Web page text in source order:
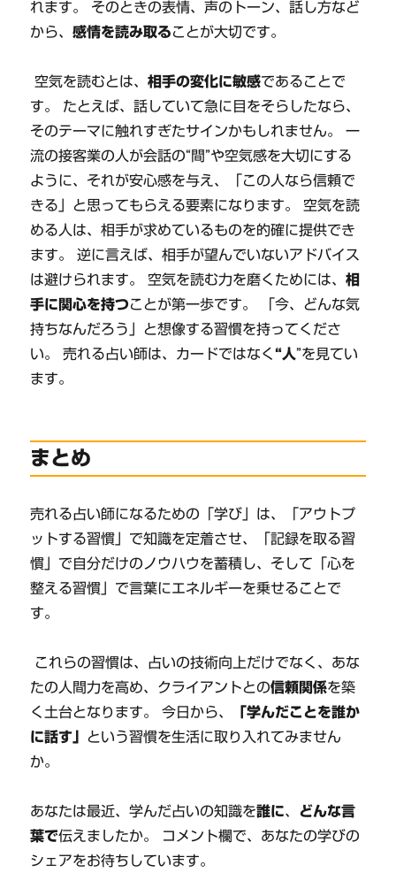
れます。 そのときの表情、声のトーン、話し方など
から、感情を読み取ることが大切です。
空気を読むとは、相手の変化に敏感であることで
す。 たとえば、話していて急に目をそらしたなら、
そのテーマに触れすぎたサインかもしれません。 一
流の接客業の人が会話の“間”や空気感を大切にする
ように、それが安心感を与え、「この人なら信頼で
きる」と思ってもらえる要素になります。 空気を読
める人は、相手が求めているものを的確に提供でき
ます。 逆に言えば、相手が望んでいないアドバイス
は避けられます。 空気を読む力を磨くためには、相
手に関心を持つことが第一歩です。 「今、どんな気
持ちなんだろう」と想像する習慣を持ってくださ
い。 売れる占い師は、カードではなく“人”を見てい
ます。
まとめ
売れる占い師になるための「学び」は、「アウトプ
ットする習慣」で知識を定着させ、「記録を取る習
慣」で自分だけのノウハウを蓄積し、そして「心を
整える習慣」で言葉にエネルギーを乗せることで
す。
これらの習慣は、占いの技術向上だけでなく、あな
たの人間力を高め、クライアントとの信頼関係を築
く土台となります。 今日から、
「学んだことを誰か
に話す」 という習慣を生活に取り入れてみません
か。
あなたは最近、学んだ占いの知識を誰に、 どんな言
葉で伝えましたか。 コメント欄で、あなたの学びの
シェアをお待ちしています。